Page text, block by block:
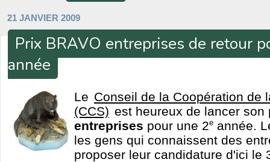
21 JANVIER 2009
Prix BRAVO entreprises de retour
année
Le Conseil de la Coopération de
(CCS) est heureux de lancer son
entreprises pour une 2e année.
les gens qui connaissent des
proposer leur candidature d'ici le